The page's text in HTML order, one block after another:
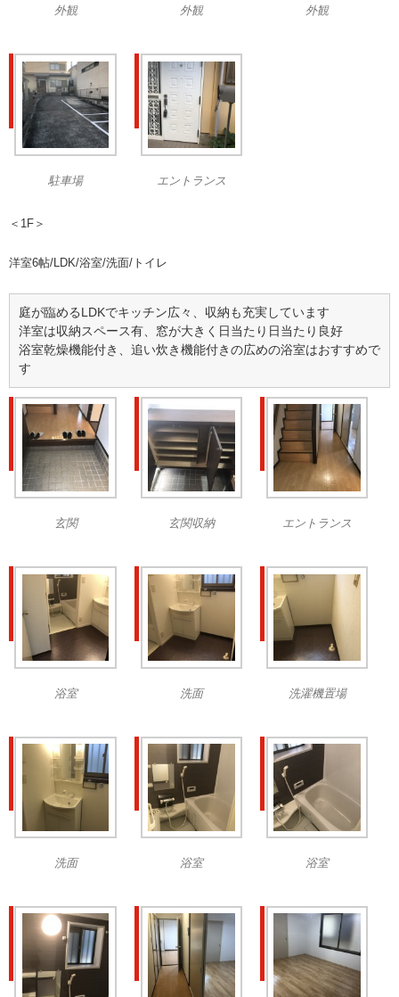
外観 外観 外観
駐車場 エントランス
＜1F＞
洋室6帖/LDK/浴室/洗面/トイレ
庭が臨めるLDKでキッチン広々、収納も充実しています
洋室は収納スペース有、窓が大きく日当たり日当たり良好
浴室乾燥機能付き、追い炊き機能付きの広めの浴室はおすすめで
す
玄関 玄関収納 エントランス
浴室 洗面 洗濯機置場
洗面 浴室 浴室